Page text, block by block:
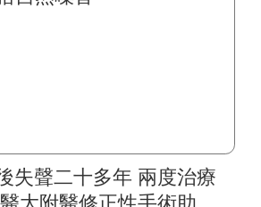
失聲二十多年 兩度治療